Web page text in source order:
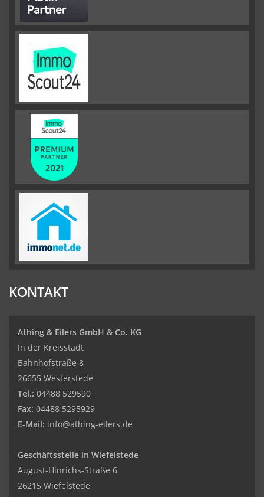
KONTAKT
Athing & Eilers GmbH & Co. KG
In der Kreisstadt
Bahnhofstraße 8
26655 Westerstede
Tel.: 04488 529590
Fax: 04488 5295929
E-Mail: info@athing-eilers.de
Geschäftsstelle in Wiefelstede
August-Hinrichs-Straße 6
26215 Wiefelstede